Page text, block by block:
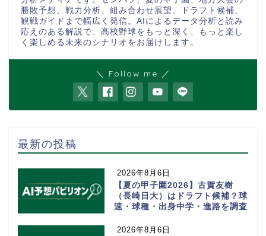
勝敗予想、戦力分析、組み合わせ展望、ドラフト候補、
観戦ガイドまで幅広く発信。AIによるデータ分析と読み
応えのある解説で、高校野球をもっと深く、もっと楽し
く楽しめる未来のシナリオをお届けします。
＼ Follow me ／
最新の投稿
2026年8月6日
【夏の甲子園2026】古賀友樹
（長崎日大）はドラフト候補？球
速・球種・出身中学・進路を調査
2026年8月6日